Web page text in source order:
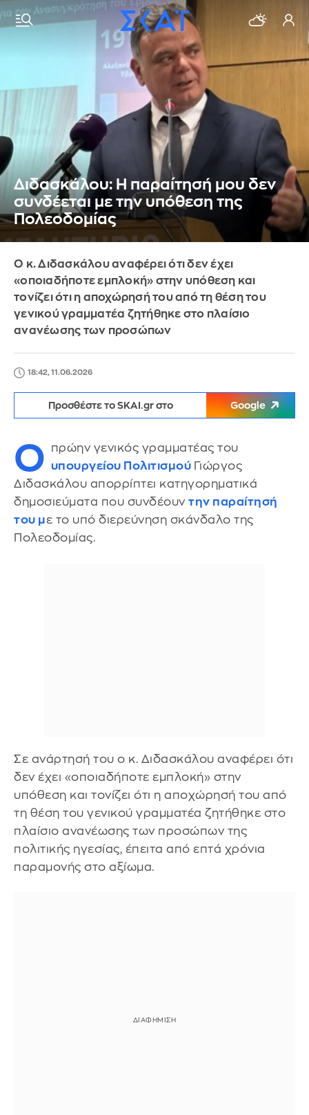
Διδασκάλου: Η παραίτησή μου δεν
συνδέεται με την υπόθεση της
Πολεοδομίας
Ο κ. Διδασκάλου αναφέρει ότι δεν έχει
«οποιαδήποτε εμπλοκή» στην υπόθεση και
τονίζει ότι η αποχώρησή του από τη θέση του
γενικού γραμματέα ζητήθηκε στο πλαίσιο
ανανέωσης των προσώπων
18:42, 11.06.2026
Προσθέστε το SKAI.gr στο Google
Ο
πρώην γενικός γραμματέας του
υπουργείου Πολιτισμού Γιώργος
Διδασκάλου απορρίπτει κατηγορηματικά
δημοσιεύματα που συνδέουν την παραίτησή
του με το υπό διερεύνηση σκάνδαλο της
Πολεοδομίας.
Σε ανάρτησή του ο κ. Διδασκάλου αναφέρει ότι
δεν έχει «οποιαδήποτε εμπλοκή» στην
υπόθεση και τονίζει ότι η αποχώρησή του από
τη θέση του γενικού γραμματέα ζητήθηκε στο
πλαίσιο ανανέωσης των προσώπων της
πολιτικής ηγεσίας, έπειτα από επτά χρόνια
παραμονής στο αξίωμα.